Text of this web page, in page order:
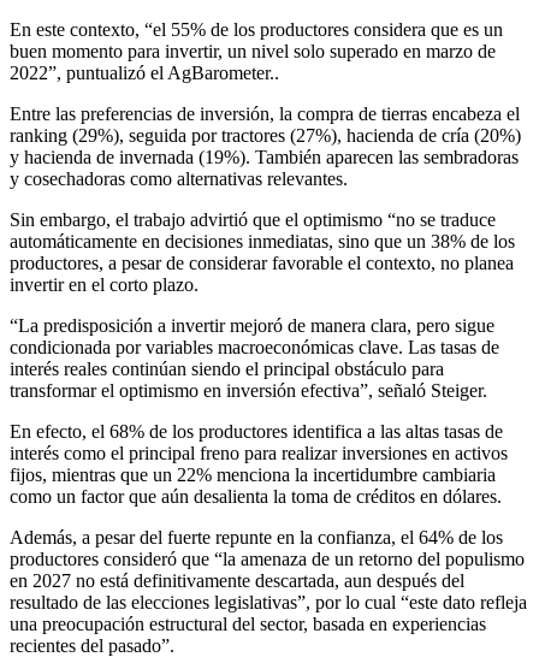
En este contexto, “el 55% de los productores considera que es un
buen momento para invertir, un nivel solo superado en marzo de
2022”, puntualizó el AgBarometer..
Entre las preferencias de inversión, la compra de tierras encabeza el
ranking (29%), seguida por tractores (27%), hacienda de cría (20%)
y hacienda de invernada (19%). También aparecen las sembradoras
y cosechadoras como alternativas relevantes.
Sin embargo, el trabajo advirtió que el optimismo “no se traduce
automáticamente en decisiones inmediatas, sino que un 38% de los
productores, a pesar de considerar favorable el contexto, no planea
invertir en el corto plazo.
“La predisposición a invertir mejoró de manera clara, pero sigue
condicionada por variables macroeconómicas clave. Las tasas de
interés reales continúan siendo el principal obstáculo para
transformar el optimismo en inversión efectiva”, señaló Steiger.
En efecto, el 68% de los productores identifica a las altas tasas de
interés como el principal freno para realizar inversiones en activos
fijos, mientras que un 22% menciona la incertidumbre cambiaria
como un factor que aún desalienta la toma de créditos en dólares.
Además, a pesar del fuerte repunte en la confianza, el 64% de los
productores consideró que “la amenaza de un retorno del populismo
en 2027 no está definitivamente descartada, aun después del
resultado de las elecciones legislativas”, por lo cual “este dato refleja
una preocupación estructural del sector, basada en experiencias
recientes del pasado”.